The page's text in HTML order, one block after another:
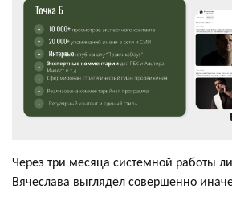
Через три месяца системной работы
Вячеслава выглядел совершенно